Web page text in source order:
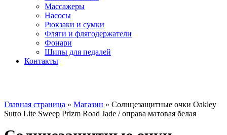
Массажеры
Насосы
Рюкзаки и сумки
Фляги и флягодержатели
Фонари
Шипы для педалей
Контакты
Главная страница » Магазин » Солнцезащитные очки Oakley
Sutro Lite Sweep Prizm Road Jade / оправа матовая белая